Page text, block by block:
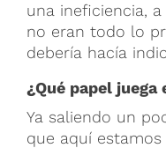
una ineficiencia,
no eran todo lo
debería hacía
¿Qué papel juega
Ya saliendo un
que aquí